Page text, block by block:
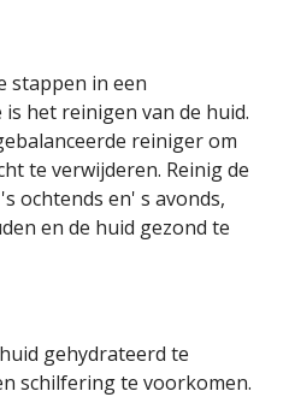
stappen in een
het reinigen van de huid.
reiniger om
te verwijderen. Reinig de
ochtends en' s avonds,
en de huid gezond te
gehydrateerd te
schilfering te voorkomen.